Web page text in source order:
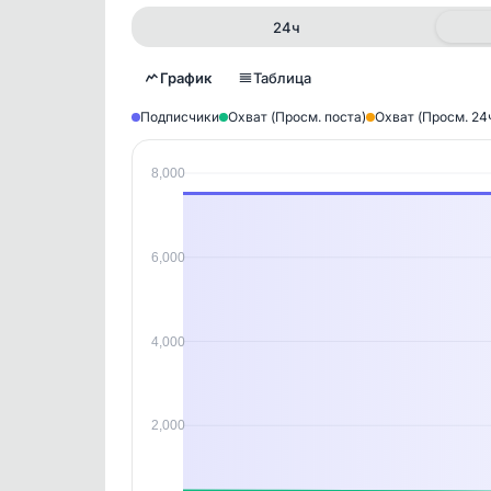
24ч
График Таблица
Подписчики Охват (Просм. поста) Охват (Просм.
8,000
6,000
4,000
2,000